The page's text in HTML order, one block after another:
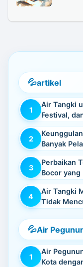
artikel
Air Tangki
Festival,
Banyak
Perbaikan
Bocor yang
Air Tangki
Tidak
Air
Air
Kota